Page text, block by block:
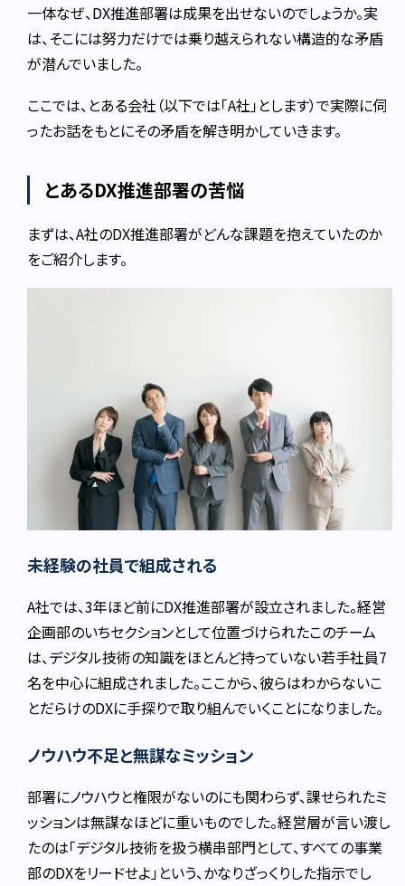
一体なぜ、DX推進部署は成果を出せないのでしょうか。実
は、そこには努力だけでは乗り越えられない構造的な矛盾
が潜んでいました。
ここでは、とある会社（以下では「A社」とします）で実際に伺
ったお話をもとにその矛盾を解き明かしていきます。
とあるDX推進部署の苦悩
まずは、A社のDX推進部署がどんな課題を抱えていたのか
をご紹介します。
未経験の社員で組成される
A社では、3年ほど前にDX推進部署が設立されました。経営
企画部のいちセクションとして位置づけられたこのチーム
は、デジタル技術の知識をほとんど持っていない若手社員7
名を中心に組成されました。ここから、彼らはわからないこ
とだらけのDXに手探りで取り組んでいくことになりました。
ノウハウ不足と無謀なミッション
部署にノウハウと権限がないのにも関わらず、課せられたミ
ッションは無謀なほどに重いものでした。経営層が言い渡し
たのは「デジタル技術を扱う横串部門として、すべての事業
部のDXをリードせよ」という、かなりざっくりした指示でし